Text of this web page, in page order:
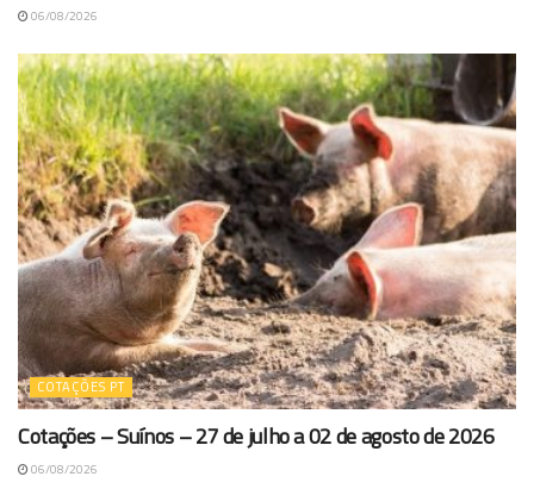
06/08/2026
COTAÇÕES PT
Cotações – Suínos – 27 de julho a 02 de agosto de 2026
06/08/2026